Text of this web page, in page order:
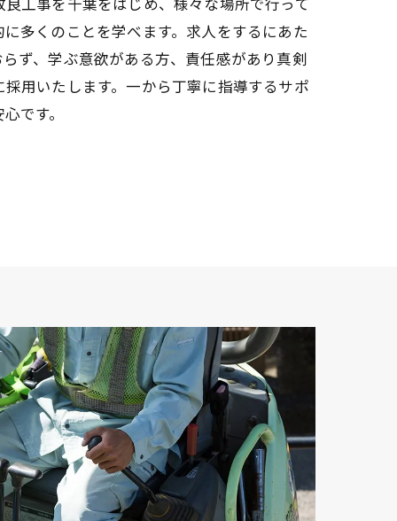
多くのことを学べます。求人をするにあた
ず、学ぶ意欲がある方、責任感があり真剣
用いたします。一から丁寧に指導するサポ
です。